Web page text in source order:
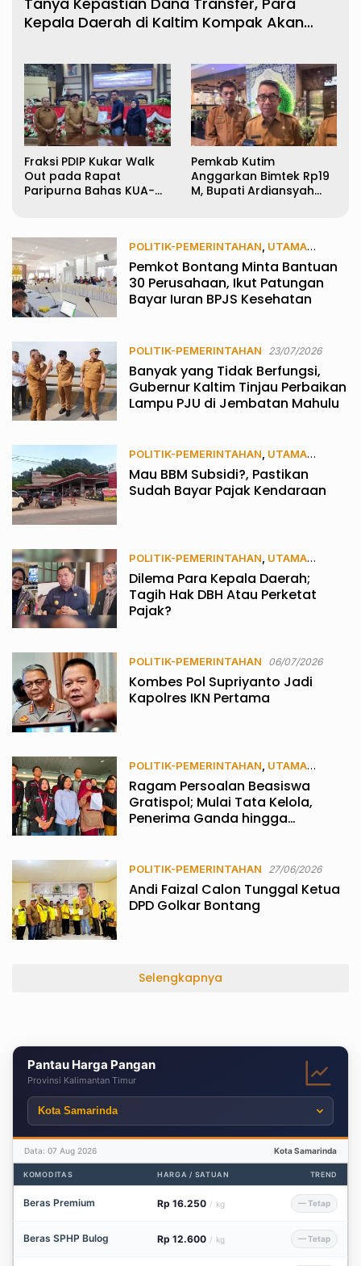
Kepala Daerah di Kaltim Kompak Akan
Fraksi PDIP Kukar Walk
Out pada Rapat
Paripurna Bahas KUA-
Pemkab Kutim
Anggarkan Bimtek Rp19
M, Bupati Ardiansyah
POLITIK-PEMERINTAHAN, UTAMA
24/07/2026
Pemkot Bontang Minta Bantuan
30 Perusahaan, Ikut Patungan
Bayar Iuran BPJS Kesehatan
POLITIK-PEMERINTAHAN 23/07/2026
Banyak yang Tidak Berfungsi,
Gubernur Kaltim Tinjau Perbaikan
Lampu PJU di Jembatan Mahulu
POLITIK-PEMERINTAHAN, UTAMA
20/07/2026
Mau BBM Subsidi?, Pastikan
Sudah Bayar Pajak Kendaraan
POLITIK-PEMERINTAHAN UTAMA
17/07/2026
Dilema Para Kepala Daerah;
Tagih Hak DBH Atau Perketat
Pajak?
POLITIK-PEMERINTAHAN 06/07/2026
Kombes Pol Supriyanto Jadi
Kapolres IKN Pertama
POLITIK-PEMERINTAHAN UTAMA
02/07/2026
Ragam Persoalan Beasiswa
Gratispol; Mulai Tata Kelola,
Penerima Ganda hingga
POLITIK-PEMERINTAHAN 27/06/2026
Andi Faizal Calon Tunggal Ketua
DPD Golkar Bontang
Selengkapnya
Pantau Harga Pangan
Provinsi Kalimantan Timur
Data: 07 Aug 2026 Kota Samarinda
KOMODITAS HARGA / SATUAN TREND
Beras Premium Rp 16.250 / kg — Tetap
Beras SPHP Bulog Rp 12.600 / kg — Tetap